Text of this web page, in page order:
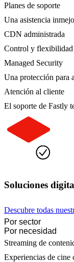
Planes de soporte
Una asistencia
CDN administrada
Control y flexibilidad
Managed Security
Una protección para
Atención al cliente
El soporte de Fastly
Soluciones
Descubre todas
Por sector
Por necesidad
Streaming de
Experiencias de cine